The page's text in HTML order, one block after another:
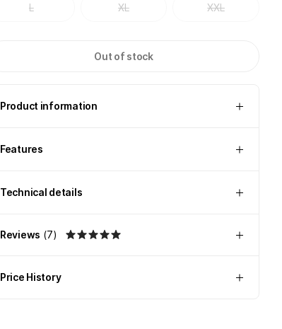
L XL XXL
Out of stock
Product information
Features
Technical details
Reviews (7)
Price History